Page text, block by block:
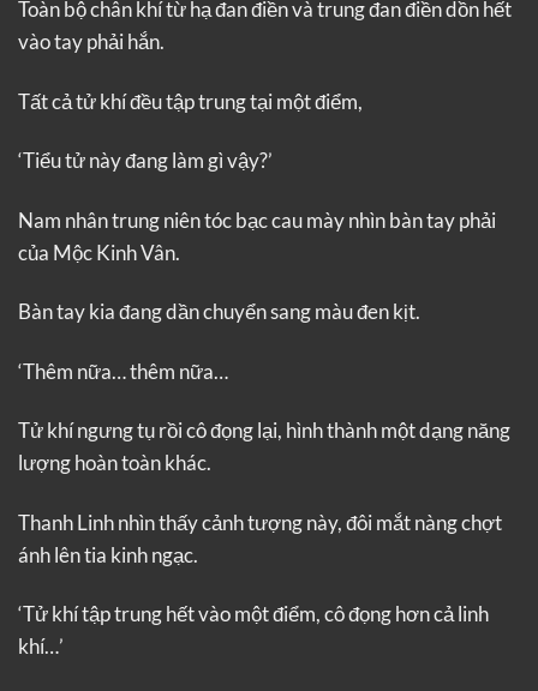
Toàn bộ chân khí từ hạ đan điền và trung đan điền dồn hết
vào tay phải hắn.
Tất cả tử khí đều tập trung tại một điểm,
‘Tiểu tử này đang làm gì vậy?’
Nam nhân trung niên tóc bạc cau mày nhìn bàn tay phải
của Mộc Kinh Vân.
Bàn tay kia đang dần chuyển sang màu đen kịt.
‘Thêm nữa… thêm nữa…
Tử khí ngưng tụ rồi cô đọng lại, hình thành một dạng năng
lượng hoàn toàn khác.
Thanh Linh nhìn thấy cảnh tượng này, đôi mắt nàng chợt
ánh lên tia kinh ngạc.
‘Tử khí tập trung hết vào một điểm, cô đọng hơn cả linh
khí…’